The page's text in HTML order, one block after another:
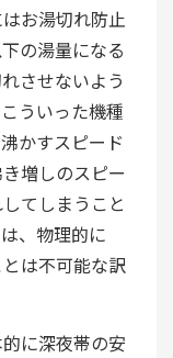
お湯切れ防止
の湯量になる
させないよう
ういった機種
かすスピード
増しのスピー
てしまうこと
、物理的に
は不可能な訳
に深夜帯の安